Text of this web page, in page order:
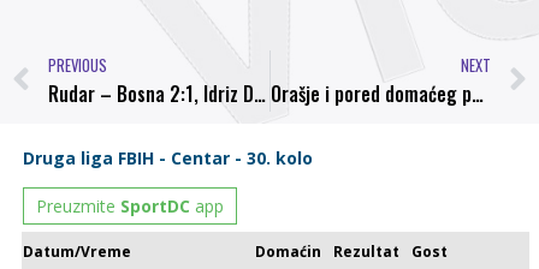
PREVIOUS
Rudar – Bosna 2:1, Idriz Džafić presudio “svojima”
NEXT
Orašje i pored domaćeg poraza lider, Bosna dobra sedma